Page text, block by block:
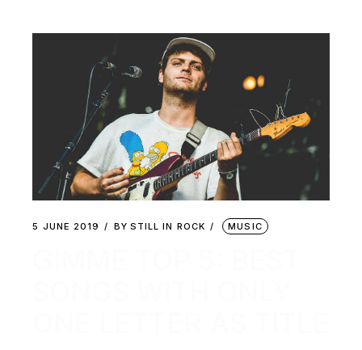
5 JUNE 2019 BY STILL IN ROCK MUSIC